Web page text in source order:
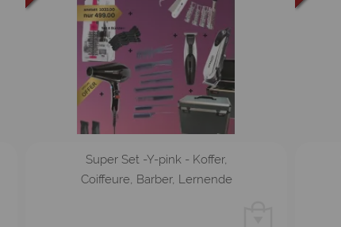
Super Set -Y-pink - Koffer,
Coiffeure, Barber, Lernende